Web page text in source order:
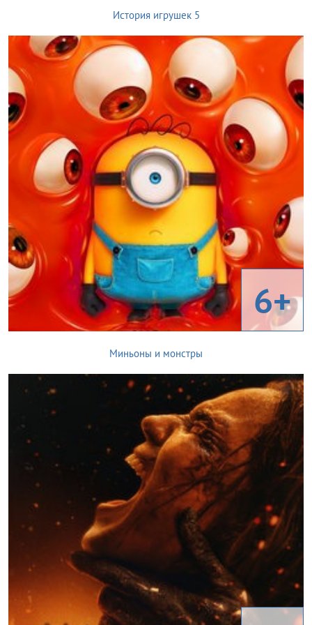
История игрушек 5
6+
Миньоны и монстры